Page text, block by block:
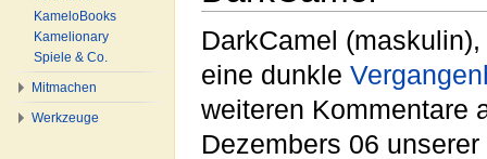
DarkCamel
eine dunkle
weiteren Kommentare
Dezembers 06
KameloBooks
Kamelionary
Spiele & Co.
Mitmachen
Werkzeuge